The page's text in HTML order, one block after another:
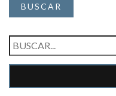
BUSCAR